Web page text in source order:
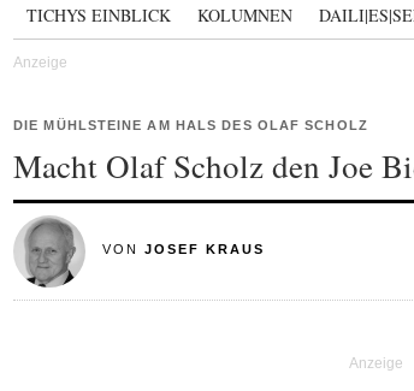
TICHYS EINBLICK KOLUMNEN
DIE MÜHLSTEINE AM HALS DES OLAF SCHOLZ
Macht Olaf Scholz den Joe
VON JOSEF KRAUS